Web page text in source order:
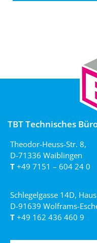
TBT Technisches
Theodor-Heuss-Str. 8,
D-71336 Waiblingen
T +49 7151 – 604 24 0
Schlegelgasse 14D,
D-91639 Wolframs-
T +49 162 436 460 9